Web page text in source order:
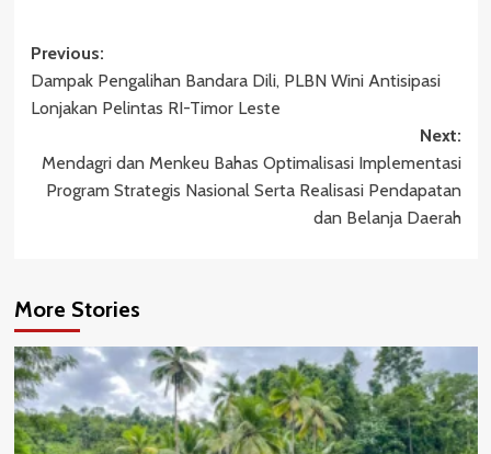
Post
navigation
Previous:
Dampak Pengalihan Bandara Dili, PLBN Wini Antisipasi
Lonjakan Pelintas RI-Timor Leste
Next:
Mendagri dan Menkeu Bahas Optimalisasi Implementasi
Program Strategis Nasional Serta Realisasi Pendapatan
dan Belanja Daerah
More Stories